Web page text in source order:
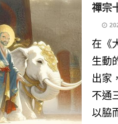
禪宗
在《
生動
出家
不通
以脇